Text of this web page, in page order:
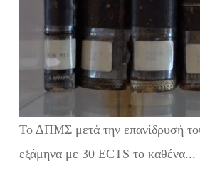
Το ΔΠΜΣ μετά την
εξάμηνα με 30 ECTS το καθένα...